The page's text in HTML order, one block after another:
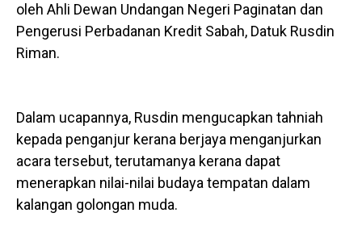
oleh Ahli Dewan Undangan Negeri Paginatan dan
Pengerusi Perbadanan Kredit Sabah, Datuk Rusdin
Riman.
Dalam ucapannya, Rusdin mengucapkan tahniah
kepada penganjur kerana berjaya menganjurkan
acara tersebut, terutamanya kerana dapat
menerapkan nilai-nilai budaya tempatan dalam
kalangan golongan muda.